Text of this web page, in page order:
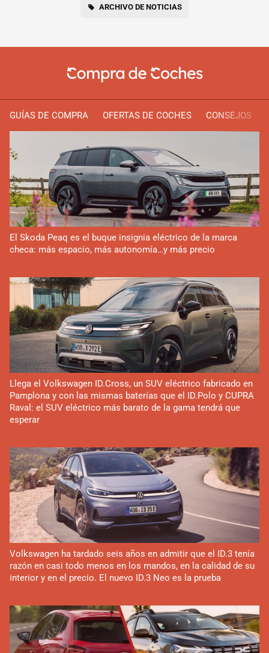
ARCHIVO DE NOTICIAS
GUÍAS DE COMPRA OFERTAS DE COCHES CONSEJOS
El Skoda Peaq es el buque insignia eléctrico de la marca
checa: más espacio, más autonomía…y más precio
Llega el Volkswagen ID.Cross, un SUV eléctrico fabricado en
Pamplona y con las mismas baterías que el ID.Polo y CUPRA
Raval: el SUV eléctrico más barato de la gama tendrá que
esperar
Volkswagen ha tardado seis años en admitir que el ID.3 tenía
razón en casi todo menos en los mandos, en la calidad de su
interior y en el precio. El nuevo ID.3 Neo es la prueba